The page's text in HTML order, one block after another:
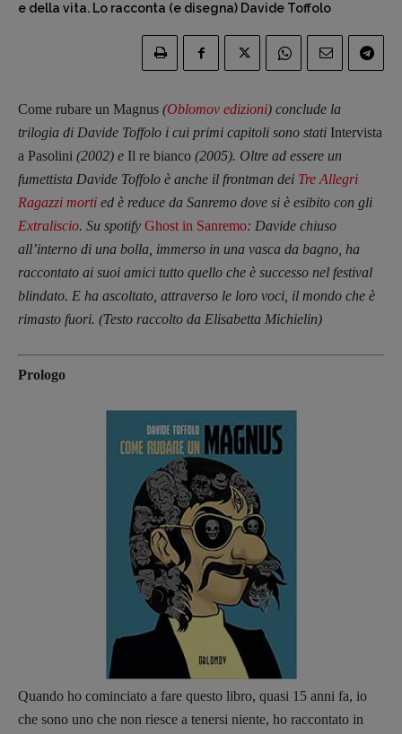
e della vita. Lo racconta (e disegna) Davide Toffolo
Come rubare un Magnus (Oblomov edizioni) conclude la
trilogia di Davide Toffolo i cui primi capitoli sono stati Intervista
a Pasolini (2002) e Il re bianco (2005). Oltre ad essere un
fumettista Davide Toffolo è anche il frontman dei Tre Allegri
Ragazzi morti ed è reduce da Sanremo dove si è esibito con gli
Extraliscio. Su spotify Ghost in Sanremo: Davide chiuso
all’interno di una bolla, immerso in una vasca da bagno, ha
raccontato ai suoi amici tutto quello che è successo nel festival
blindato. E ha ascoltato, attraverso le loro voci, il mondo che è
rimasto fuori. (Testo raccolto da Elisabetta Michielin)
Prologo
Quando ho cominciato a fare questo libro, quasi 15 anni fa, io
che sono uno che non riesce a tenersi niente, ho raccontato in